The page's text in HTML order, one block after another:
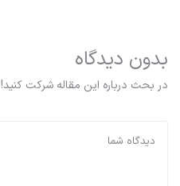
بدون دیدگاه
در بحث درباره این مقاله شرکت کنید!